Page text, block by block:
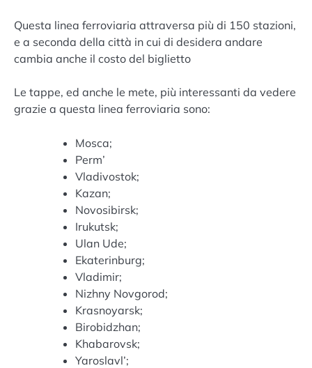
Questa linea ferroviaria attraversa più di 150 stazioni,
e a seconda della città in cui di desidera andare
cambia anche il costo del biglietto
Le tappe, ed anche le mete, più interessanti da vedere
grazie a questa linea ferroviaria sono:
Mosca;
Perm’
Vladivostok;
Kazan;
Novosibirsk;
Irukutsk;
Ulan Ude;
Ekaterinburg;
Vladimir;
Nizhny Novgorod;
Krasnoyarsk;
Birobidzhan;
Khabarovsk;
Yaroslavl’;